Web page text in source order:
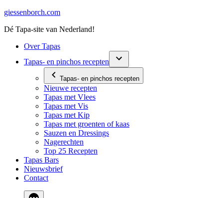
Ga
de
giessenborch.com
Dé Tapa-site van Nederland!
Over Tapas
Tapas- en pinchos recepten
Tapas- en pinchos recepten
Nieuwe recepten
Tapas met Vlees
Tapas met Vis
Tapas met Kip
Tapas met groenten of kaas
Sauzen en Dressings
Nagerechten
Top 25 Recepten
Tapas Bars
Nieuwsbrief
Contact